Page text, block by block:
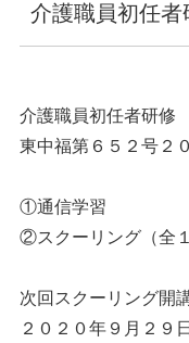
介護職員初任
介護職員初任者研修
東中福第６５２号２
①通信学習
②スクーリング（全１
次回スクーリング開
２０２０年９月２９